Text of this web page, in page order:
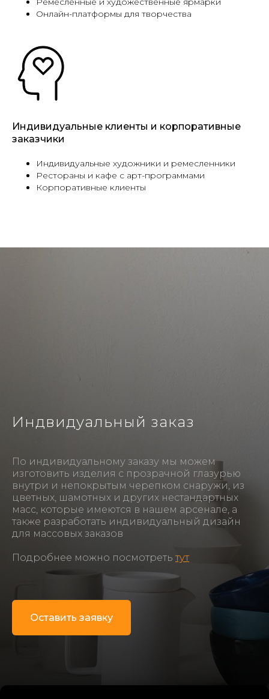
Онлайн-платформы для творчества
Индивидуальные клиенты и корпоративные
заказчики
Индивидуальные художники и ремесленники
Рестораны и кафе с арт-программами
Корпоративные клиенты
Индвидуальный заказ
По индивидуальному заказу мы можем
изготовить изделия с прозрачной глазурью
внутри и непокрытым черепком снаружи, из
цветных, шамотных и других нестандартных
масс, которые имеются в нашем арсенале, а
также разработать индивидуальный дизайн
для массовых заказов
Подробнее можно посмотретьтут
Оставить заявку